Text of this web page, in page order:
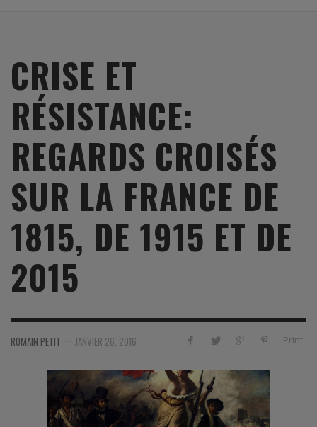
CRISE ET
RÉSISTANCE:
REGARDS CROISÉS
SUR LA FRANCE DE
1815, DE 1915 ET DE
2015
Print
ROMAIN PETIT — JANVIER 26, 2016